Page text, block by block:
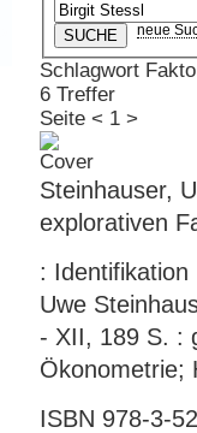
neue
Schlagwort
6 Treffer
Seite < 1 >
Steinhauser,
explorativen
: Identifikation
Uwe
- XII, 189 S. :
Ökonometrie;
ISBN 978-3-